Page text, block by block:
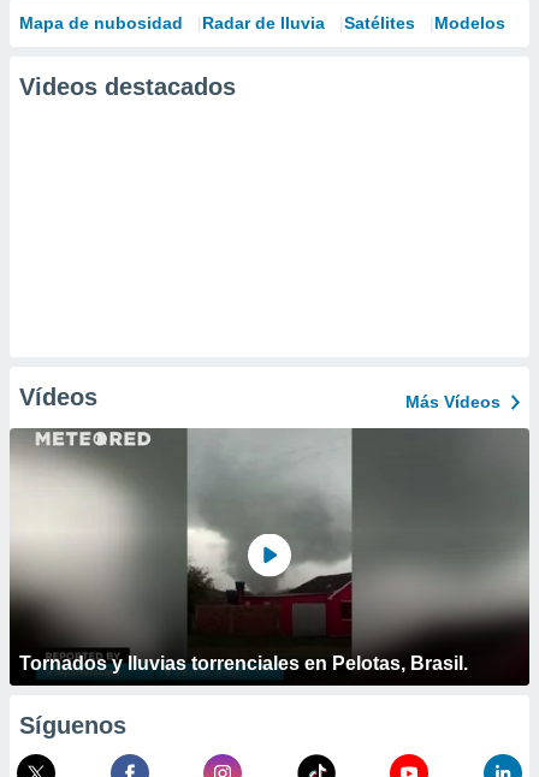
Mapa de nubosidad Radar de lluvia Satélites Modelos
Videos destacados
Vídeos Más Vídeos
Tornados y lluvias torrenciales en Pelotas, Brasil.
Síguenos